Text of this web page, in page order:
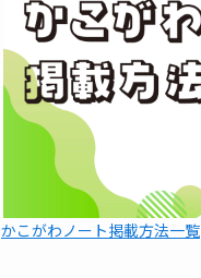
かこがわノート掲載方法一覧